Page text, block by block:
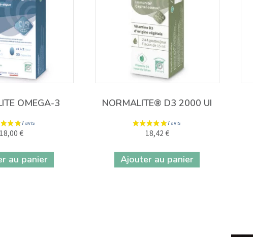
OMEGA-3
18,00 €
au panier
NORMALITE® D3 2000 UI
18,42 €
Ajouter au panier